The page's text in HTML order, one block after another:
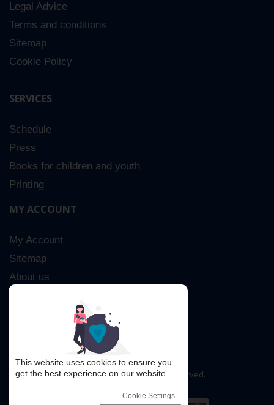
Legal Advice
Terms and conditions
Sitemap
Cookie Policy
SERVICES
Schedule
Press
Books for children and youth
Printing
MY ACCOUNT
My Account
Sitemap
About us
Copyright © 2016. All rights reserved.
This website uses cookies to ensure you
get the best experience on our website.
Cookie Settings